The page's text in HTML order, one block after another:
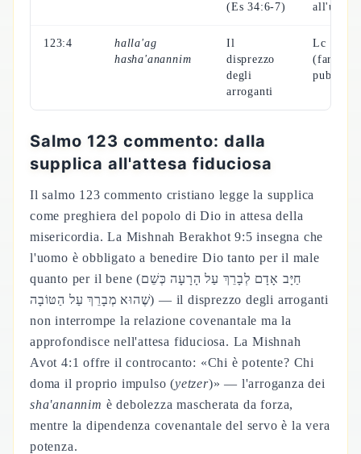
(Es 34:6-7)
123:4
halla'ag
hasha'anannim
Il
disprezzo
degli
arroganti
Lc 18:9-
(fariseo
Salmo 123 commento: dalla
supplica all'attesa fiduciosa
Il salmo 123 commento cristiano legge la supplica
come preghiera del popolo di Dio in attesa della
misericordia. La Mishnah Berakhot 9:5 insegna che
l'uomo è obbligato a benedire Dio tanto per il male
quanto per il bene (חַיָּב אָדָם לְבָרֵךְ עַל הָרָעָה כְּשֵׁם
שֶׁהוּא מְבָרֵךְ עַל הַטּוֹבָה) — il disprezzo degli arroganti
non interrompe la relazione covenantale ma la
approfondisce nell'attesa fiduciosa. La Mishnah
Avot 4:1 offre il controcanto: «Chi è potente? Chi
doma il proprio impulso (yetzer)» — l'arroganza dei
sha'anannim è debolezza mascherata da forza,
mentre la dipendenza covenantale del servo è la vera
potenza.